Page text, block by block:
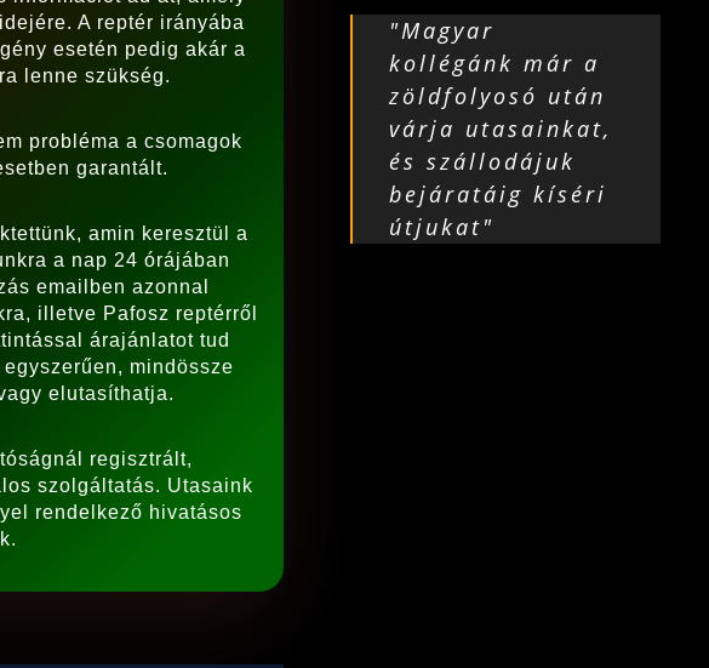
A reptér irányába
esetén pedig akár a
lenne szükség.
probléma a csomagok
garantált.
amin keresztül a
a nap 24 órájában
emailben azonnal
illetve Pafosz reptérről
árajánlatot tud
mindössze
elutasíthatja.
regisztrált,
szolgáltatás. Utasaink
rendelkező hivatásos
"Magyar
kollégánk már a
zöldfolyosó után
várja utasainkat,
és szállodájuk
bejáratáig kíséri
útjukat"